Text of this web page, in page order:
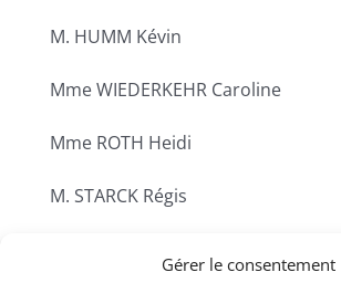
Gérer le consentement
M. HUMM Kévin
Mme WIEDERKEHR Caroline
Mme ROTH Heidi
M. STARCK Régis